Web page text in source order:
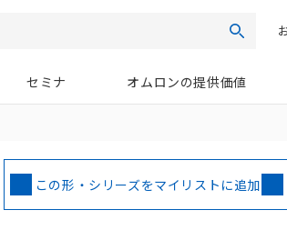
検索
セミナ オムロンの提供価値
この形・シリーズをマイリストに追加